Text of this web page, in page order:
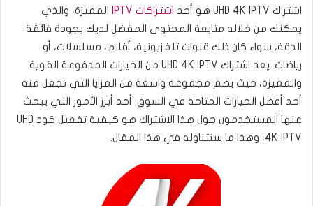
اشتراك UHD 4K IPTV هو أحد اشتراكات IPTV
المميزة، والذي
يمكنك من خلاله متابعة المحتوى المفضل لديك بجودة فائقة
الدقة، سواء كان ذلك قنوات تلفزيونية، أفلام، مسلسلات، أو
رياضات. يعد اشتراك UHD 4K IPTV من الخيارات المدفوعة القوية
والمميزة، حيث يضم مجموعة واسعة من المزايا التي تجعل منه
أحد أفضل الخيارات المتاحة في السوق. أحد أبرز الأمور التي يبحث
عنها المستخدمون حول هذا الاشتراك هو كيفية تفعيل كود UHD
4K IPTV، وهذا ما سنتناوله في هذا المقال.